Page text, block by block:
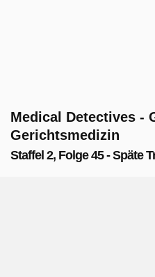
Medical Detectives -
Gerichtsmedizin
Staffel 2, Folge 45 - Späte